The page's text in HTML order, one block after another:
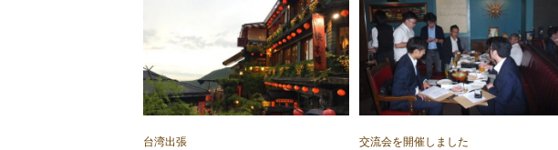
台湾出張
交流会を開催しました